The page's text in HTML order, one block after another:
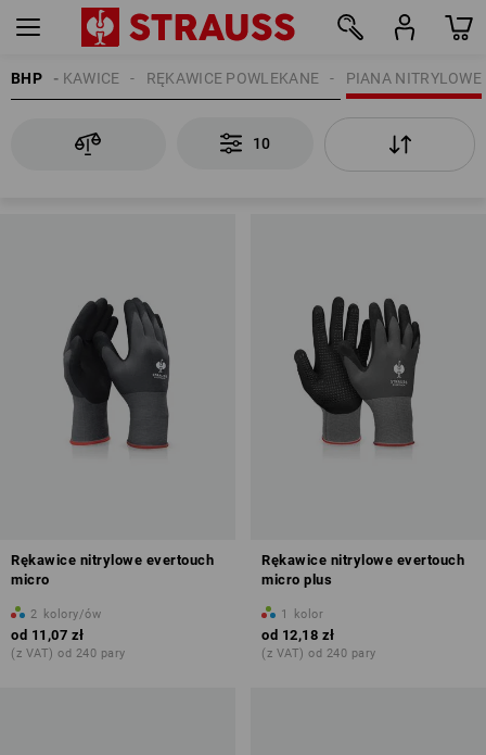
BHP PIANA NITRYLOWE
RĘKAWICE POWLEKANE
RĘKAWICE
10
Rękawice nitrylowe evertouch
micro
2 kolory/ów
od 11,07 zł
(z VAT) od 240 pary
Rękawice nitrylowe evertouch
micro plus
1 kolor
od 12,18 zł
(z VAT) od 240 pary